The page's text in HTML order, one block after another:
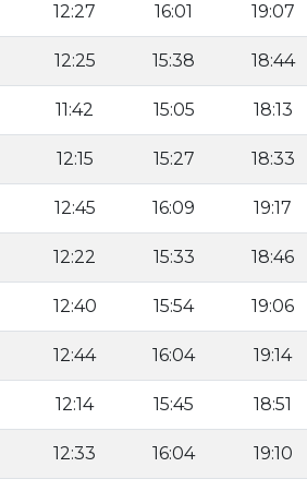
12:27 16:01 19:07
12:25 15:38 18:44
11:42 15:05 18:13
12:15 15:27 18:33
12:45 16:09 19:17
12:22 15:33 18:46
12:40 15:54 19:06
12:44 16:04 19:14
12:14 15:45 18:51
12:33 16:04 19:10